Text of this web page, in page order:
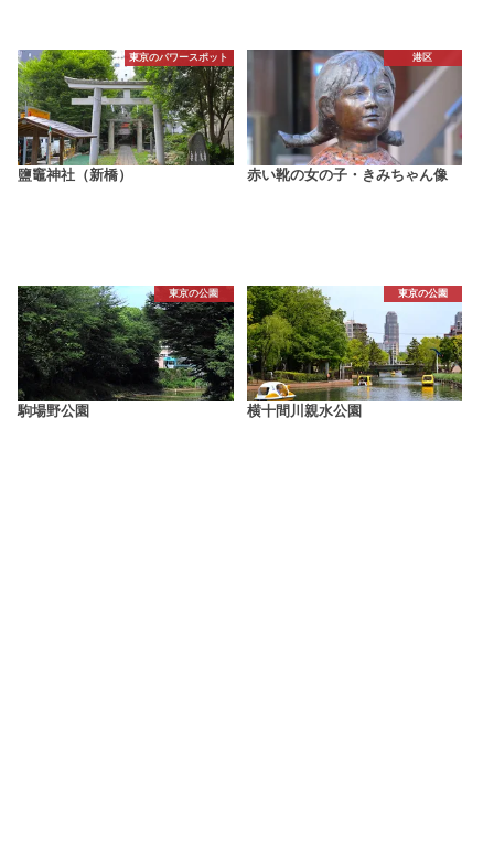
東京のパワースポット
鹽竈神社（新橋）
港区
赤い靴の女の子・きみちゃん像
東京の公園
駒場野公園
東京の公園
横十間川親水公園